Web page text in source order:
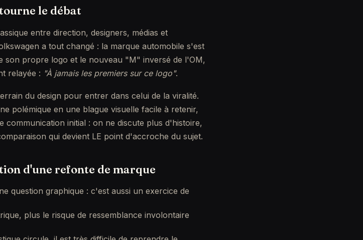
le débat
entre direction, designers, médias et
a tout changé : la marque automobile s'est
son propre logo et le nouveau "M" inversé de l'OM,
relayée : "À jamais les premiers sur ce logo".
du design pour entrer dans celui de la viralité.
polémique en une blague visuelle facile à retenir,
communication initial : on ne discute plus d'histoire,
qui devient LE point d'accroche du sujet.
d'une refonte de marque
question graphique : c'est aussi un exercice de
plus le risque de ressemblance involontaire